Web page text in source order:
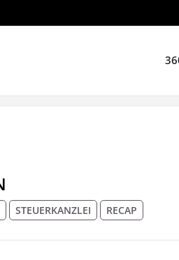
STEUERKANZLEI RECAP